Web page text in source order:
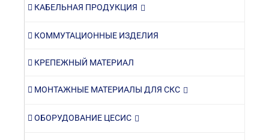
КАБЕЛЬНАЯ ПРОДУКЦИЯ
КОММУТАЦИОННЫЕ ИЗДЕЛИЯ
КРЕПЕЖНЫЙ МАТЕРИАЛ
МОНТАЖНЫЕ МАТЕРИАЛЫ ДЛЯ СКС
ОБОРУДОВАНИЕ ЦЕСИС